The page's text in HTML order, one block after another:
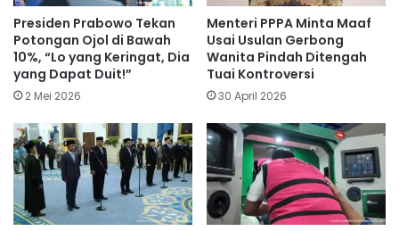
Presiden Prabowo Tekan
Potongan Ojol di Bawah
10%, “Lo yang Keringat, Dia
yang Dapat Duit!”
2 Mei 2026
Menteri PPPA Minta Maaf
Usai Usulan Gerbong
Wanita Pindah Ditengah
Tuai Kontroversi
30 April 2026